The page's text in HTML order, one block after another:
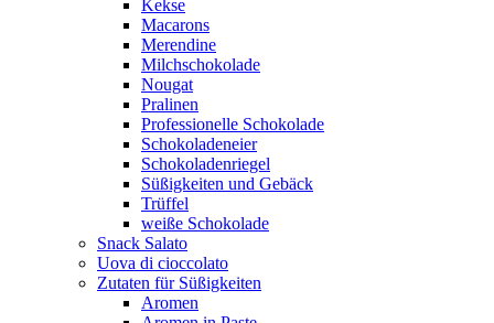
Kekse
Macarons
Merendine
Milchschokolade
Nougat
Pralinen
Professionelle Schokolade
Schokoladeneier
Schokoladenriegel
Süßigkeiten und Gebäck
Trüffel
weiße Schokolade
Snack Salato
Uova di cioccolato
Zutaten für Süßigkeiten
Aromen